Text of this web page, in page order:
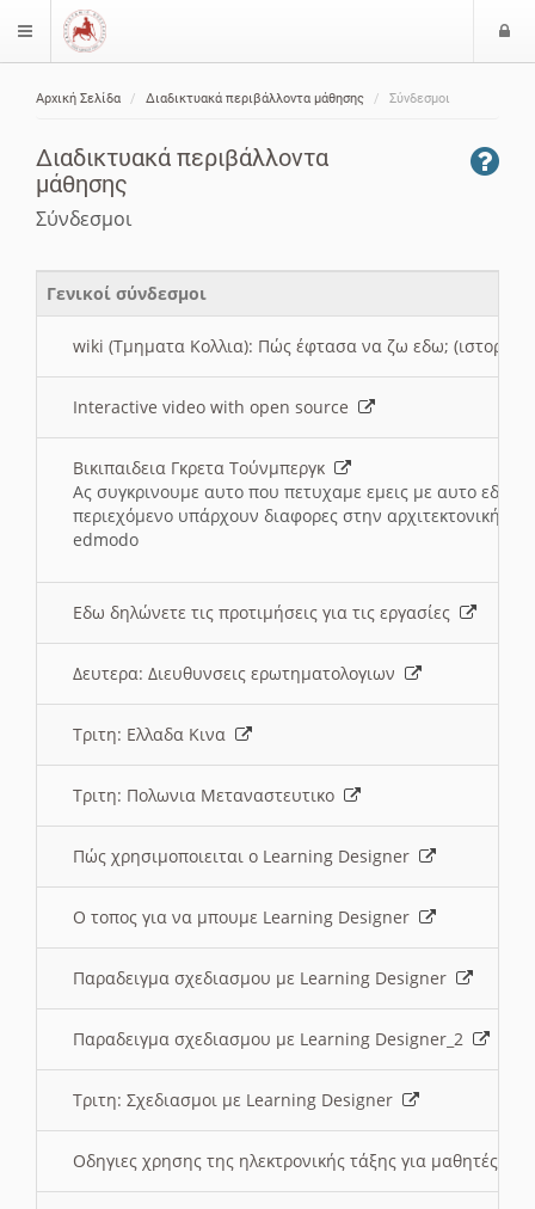
$langMenu
Αρχική Σελίδα Διαδικτυακά περιβάλλοντα μάθησης Σύνδεσμοι
Διαδικτυακά περιβάλλοντα
μάθησης
Σύνδεσμοι
Γενικοί σύνδεσμοι
wiki (Τμηματα Κολλια): Πώς έφτασα να ζω εδω; (ιστορια)
Interactive video with open source
Βικιπαιδεια Γκρετα Τούνμπεργκ
Ας συγκρινουμε αυτο που πετυχαμε εμεις με αυτο εδω
περιεχόμενο υπάρχουν διαφορες στην αρχιτεκτονική
edmodo
Εδω δηλώνετε τις προτιμήσεις για τις εργασίες
Δευτερα: Διευθυνσεις ερωτηματολογιων
Τριτη: Ελλαδα Κινα
Τριτη: Πολωνια Μεταναστευτικο
Πώς χρησιμοποιειται ο Learning Designer
O τοπος για να μπουμε Learning Designer
Παραδειγμα σχεδιασμου με Learning Designer
Παραδειγμα σχεδιασμου με Learning Designer_2
Τριτη: Σχεδιασμοι με Learning Designer
Οδηγιες χρησης της ηλεκτρονικής τάξης για μαθητές